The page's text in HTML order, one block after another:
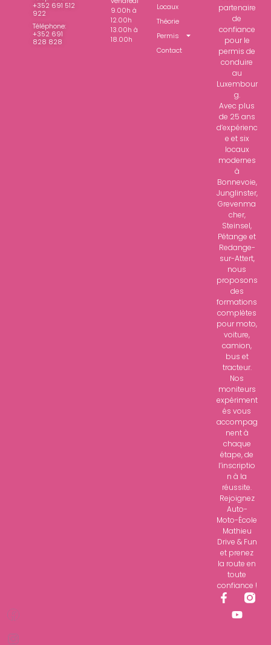
F
a
c
e
I
n
s
t
W
h
a
t
F
a
c
e
I
n
s
t
Y
o
u
t
F
a
u
partenaire
de
confiance
pour le
permis de
conduire
au
Luxembour
g.
Avec plus
de 25 ans
d’expérienc
e et six
locaux
modernes
à
Bonnevoie,
Junglinster,
Grevenma
cher,
Steinsel,
Pétange et
Redange-
sur-Attert,
nous
proposons
des
formations
complètes
pour moto,
voiture,
camion,
bus et
tracteur.
Nos
moniteurs
expériment
és vous
accompag
nent à
chaque
étape, de
l’inscriptio
n à la
réussite.
Rejoignez
Auto-
Moto-École
Mathieu
Drive & Fun
et prenez
la route en
toute
confiance !
+352 691 512
922
Téléphone:
+352 691
828 828
9.00h à
12.00h
13.00h à
18.00h
Locaux
Théorie
Permis
Contact